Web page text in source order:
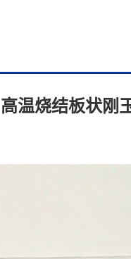
高温烧结板状刚